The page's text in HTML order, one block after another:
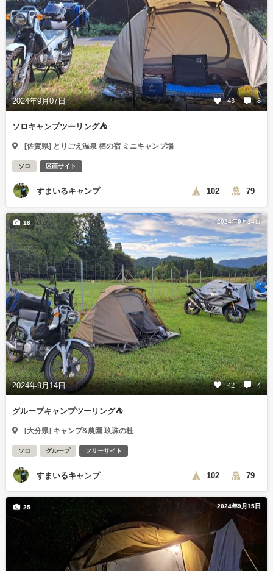
2024年9月07日 43 8
ソロキャンプツーリング⛺
[佐賀県] とりごえ温泉 栖の宿 ミニキャンプ場
ソロ 区画サイト
すまいるキャンプ 102 79
2024年9月14日
2024年9月14日 42 4
18
グループキャンプツーリング⛺
[大分県] キャンプ&農園 玖珠の杜
ソロ グループ フリーサイト
すまいるキャンプ 102 79
2024年9月15日
25